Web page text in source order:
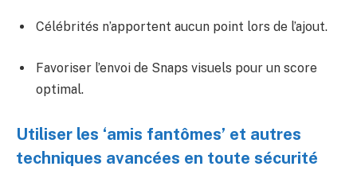
Célébrités n’apportent aucun point lors de l’ajout.
Favoriser l’envoi de Snaps visuels pour un score
optimal.
Utiliser les ‘amis fantômes’ et autres
techniques avancées en toute sécurité